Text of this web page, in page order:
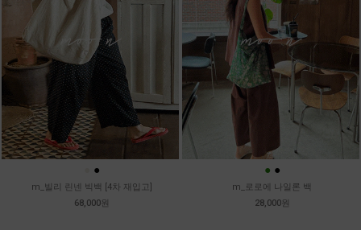
●
m_빌리 린넨 빅백 [4차 재입고]
68,000원
● ●
m_로로에 나일론 백
28,000원